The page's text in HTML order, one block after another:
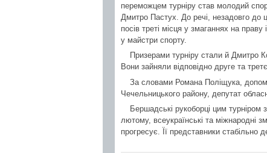
переможцем турніру став молодий
Дмитро Пастух. До речі, незадовго до
посів треті місця у змаганнях на
у майстри спорту.
Призерами турніру стали й Дмитро
Вони зайняли відповідно друге та
За словами Романа Поліщука,
Чечельницького району, депутат
Бершадські рукоборці цим
лютому, всеукраїнські та міжнародні
прогресує. Її представники стабільно